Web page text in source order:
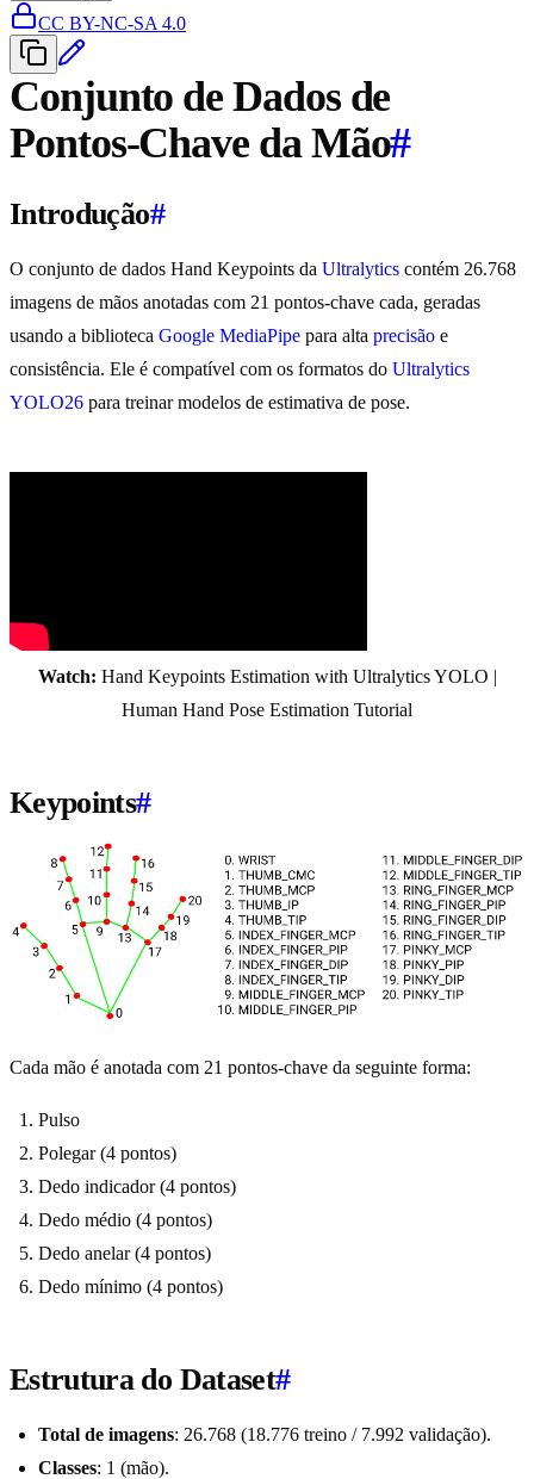
CC BY-NC-SA 4.0
Conjunto de Dados de
Pontos-Chave da Mão#
Introdução#
O conjunto de dados Hand Keypoints da Ultralytics contém 26.768
imagens de mãos anotadas com 21 pontos-chave cada, geradas
usando a biblioteca Google MediaPipe para alta precisão e
consistência. Ele é compatível com os formatos do Ultralytics
YOLO26 para treinar modelos de estimativa de pose.
Watch: Hand Keypoints Estimation with Ultralytics YOLO |
Human Hand Pose Estimation Tutorial
Keypoints#
Cada mão é anotada com 21 pontos-chave da seguinte forma:
Pulso
Polegar (4 pontos)
Dedo indicador (4 pontos)
Dedo médio (4 pontos)
Dedo anelar (4 pontos)
Dedo mínimo (4 pontos)
Estrutura do Dataset#
Total de imagens: 26.768 (18.776 treino / 7.992 validação).
Classes: 1 (mão).